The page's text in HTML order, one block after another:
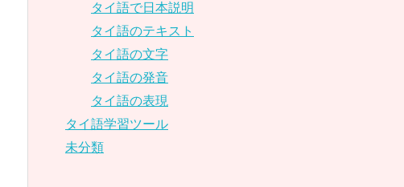
タイ語で日本説明
タイ語のテキスト
タイ語の文字
タイ語の発音
タイ語の表現
タイ語学習ツール
未分類